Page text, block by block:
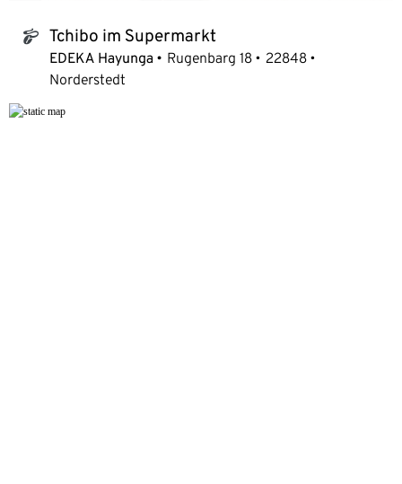
tchibo_logo Tchibo im Supermarkt
EDEKA Hayunga Rugenbarg 18
22848
Norderstedt